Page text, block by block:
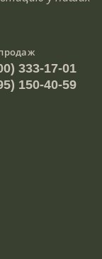
333-17-01
150-40-59